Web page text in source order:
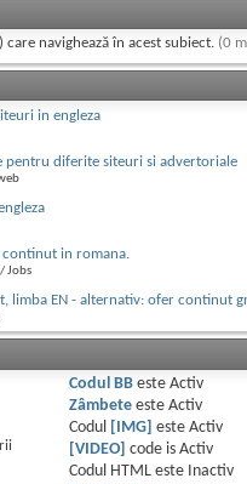
navighează în acest subiect. (0
in engleza
pentru diferite siteuri si advertoriale
in romana.
Jobs
limba EN - alternativ: ofer continut
Codul BBeste Activ
Zâmbeteeste Activ
Codul
[IMG] este Activ
[VIDEO]
code is Activ
Codul HTML este
Inactiv